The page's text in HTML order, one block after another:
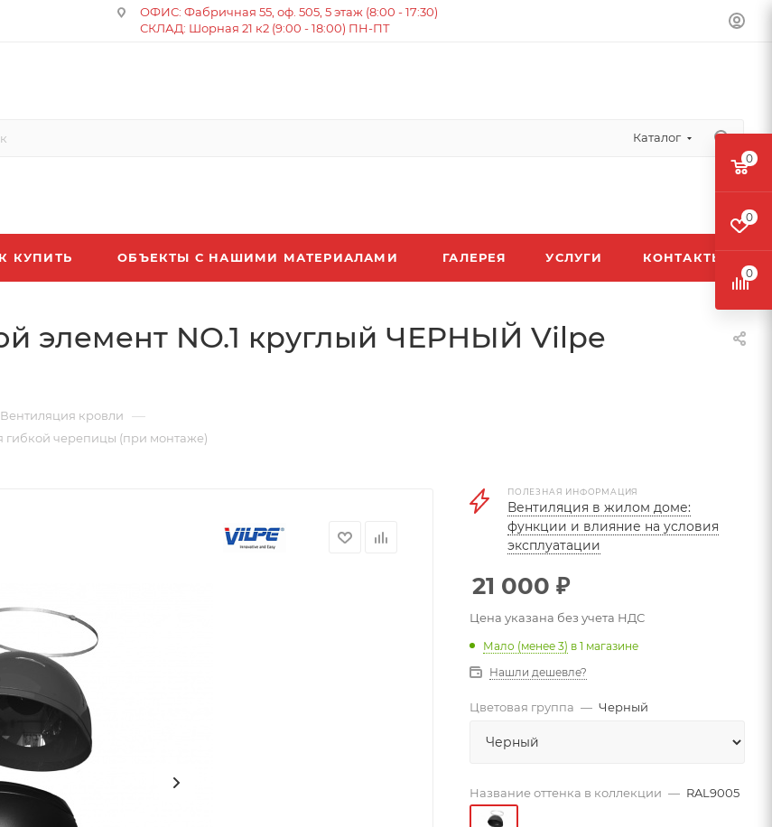
ОФИС: Фабричная 55, оф. 505, 5 этаж (8:00 - 17:30)
СКЛАД: Шорная 21 к2 (9:00 - 18:00) ПН-ПТ
Каталог
КУПИТЬ ОБЪЕКТЫ С НАШИМИ МАТЕРИАЛАМИ ГАЛЕРЕЯ УСЛУГИ КОНТАКТЫ
элемент NO.1 круглый ЧЕРНЫЙ Vilpe
Вентиляция кровли —
гибкой черепицы (при монтаже)
ПОЛЕЗНАЯ ИНФОРМАЦИЯ
Вентиляция в жилом доме:
функции и влияние на условия
эксплуатации
21 000 ₽
Цена указана без учета НДС
Мало (менее 3) в 1 магазине
Нашли дешевле?
Цветовая группа — Черный
Название оттенка в коллекции — RAL9005
0
0
0